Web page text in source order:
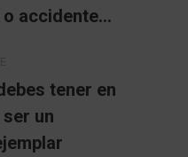
o accidente…
tener en
un